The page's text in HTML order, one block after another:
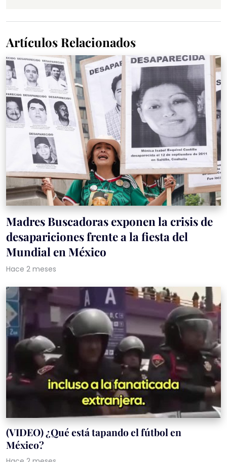
Artículos Relacionados
Madres Buscadoras exponen la crisis de
desapariciones frente a la fiesta del
Mundial en México
Hace 2 meses
(VIDEO) ¿Qué está tapando el fútbol en
México?